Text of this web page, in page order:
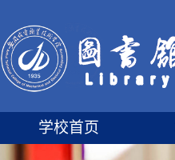
学校首页